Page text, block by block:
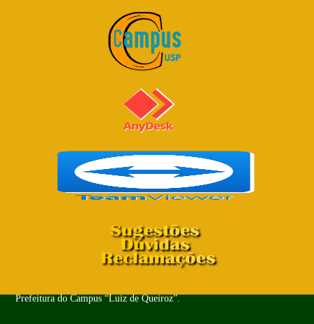
Prefeitura do Campus “Luiz de Queiroz”.